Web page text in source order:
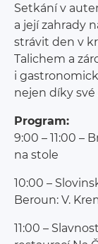
Setkání v
a její zahrady
strávit den v
Talichem a
i
nejen díky
Program:
9:00 – 11:00 –
na stole
10:00 –
Beroun: V.
11:00 –